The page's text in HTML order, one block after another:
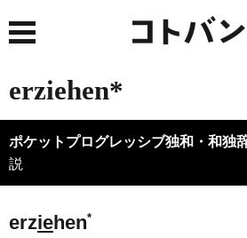
erziehen*
ポケットプログレッシブ独和・和独
説
erziehen*